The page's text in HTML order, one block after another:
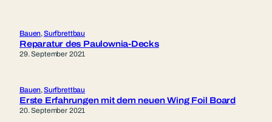
Bauen, Surfbrettbau
Reparatur des Paulownia-Decks
29. September 2021
Bauen, Surfbrettbau
Erste Erfahrungen mit dem neuen Wing Foil Board
20. September 2021